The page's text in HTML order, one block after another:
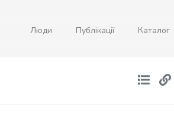
Люди Публікації Каталог